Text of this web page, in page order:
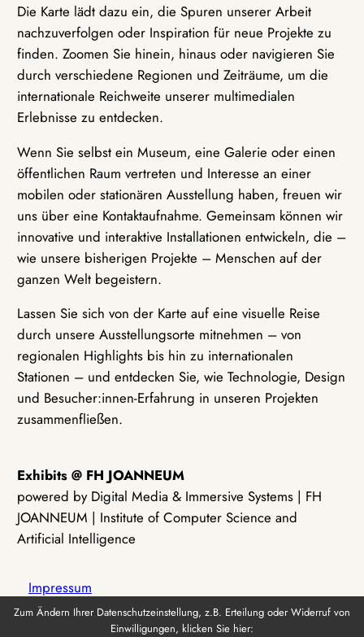
Die Karte lädt dazu ein, die Spuren unserer Arbeit
nachzuverfolgen oder Inspiration für neue Projekte zu
finden. Zoomen Sie hinein, hinaus oder navigieren Sie
durch verschiedene Regionen und Zeiträume, um die
internationale Reichweite unserer multimedialen
Erlebnisse zu entdecken.
Wenn Sie selbst ein Museum, eine Galerie oder einen
öffentlichen Raum vertreten und Interesse an einer
mobilen oder stationären Ausstellung haben, freuen wir
uns über eine Kontaktaufnahme. Gemeinsam können wir
innovative und interaktive Installationen entwickeln, die –
wie unsere bisherigen Projekte – Menschen auf der
ganzen Welt begeistern.
Lassen Sie sich von der Karte auf eine visuelle Reise
durch unsere Ausstellungsorte mitnehmen – von
regionalen Highlights bis hin zu internationalen
Stationen – und entdecken Sie, wie Technologie, Design
und Besucher:innen-Erfahrung in unseren Projekten
zusammenfließen.
Exhibits @ FH JOANNEUM
powered by Digital Media & Immersive Systems | FH
JOANNEUM | Institute of Computer Science and
Artificial Intelligence
Impressum
Zum Ändern Ihrer Datenschutzeinstellung, z.B. Erteilung oder Widerruf von
Einwilligungen, klicken Sie hier: